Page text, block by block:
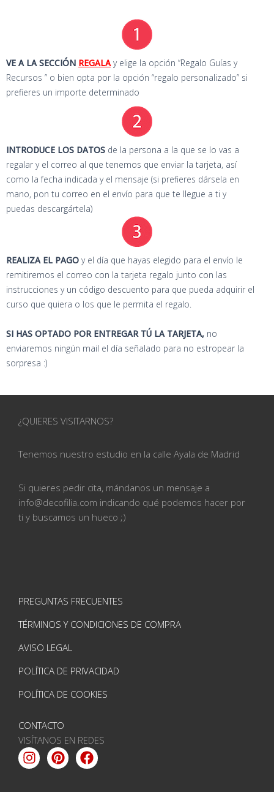
VE A LA SECCIÓN REGALA y elige la opción “Regalo Guías y
Recursos ” o bien opta por la opción “regalo personalizado” si
prefieres un importe determinado
INTRODUCE LOS DATOS de la persona a la que se lo vas a
regalar y el correo al que tenemos que enviar la tarjeta, así
como la fecha indicada y el mensaje (si prefieres dársela en
mano, pon tu correo en el envío para que te llegue a ti y
puedas descargártela)
REALIZA EL PAGO y el día que hayas elegido para el envío le
remitiremos el correo con la tarjeta regalo junto con las
instrucciones y un código descuento para que pueda adquirir el
curso que quiera o los que le permita el regalo.
SI HAS OPTADO POR ENTREGAR TÚ LA TARJETA, no
enviaremos ningún mail el día señalado para no estropear la
sorpresa :)
¿QUIERES VISITARNOS?
Tenemos nuestro estudio en la calle Ayala de Madrid
Si quieres pedir cita, mándanos un mensaje a
info@decofilia.com indicando qué podemos hacer por
ti y buscamos un hueco ;)
PREGUNTAS FRECUENTES
TÉRMINOS Y CONDICIONES DE COMPRA
AVISO LEGAL
POLÍTICA DE PRIVACIDAD
POLÍTICA DE COOKIES
CONTACTO
VISÍTANOS EN REDES
Instagram
PinterestFacebook